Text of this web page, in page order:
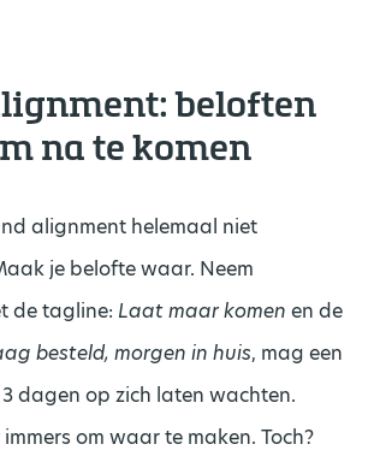
beloften
na te komen
alignment helemaal niet
je belofte waar. Neem
de tagline: Laat maar komen en de
besteld, morgen in huis, mag een
dagen op zich laten wachten.
om waar te maken. Toch?